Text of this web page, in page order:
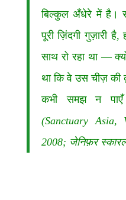
बिल्कुल अँधेरे में है।
पूरी ज़िंदगी गुज़ारी
साथ रो रहा था —
था कि वे उस चीज़ की
कभी समझ न
(Sanctuary
2008; जेनिफ़र